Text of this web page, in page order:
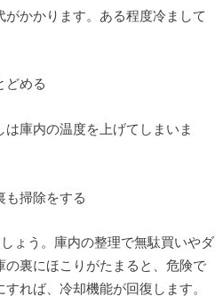
かかります。ある程度冷まして
どめる
庫内の温度を上げてしまいま
も掃除をする
ょう。庫内の整理で無駄買いやダ
の裏にほこりがたまると、危険で
れば、冷却機能が回復します。